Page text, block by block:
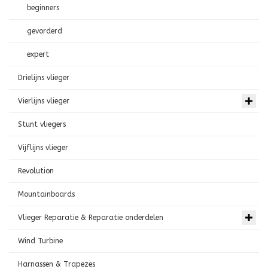
beginners
gevorderd
expert
Drielijns vlieger
Vierlijns vlieger
Stunt vliegers
Vijflijns vlieger
Revolution
Mountainboards
Vlieger Reparatie & Reparatie onderdelen
Wind Turbine
Harnassen & Trapezes